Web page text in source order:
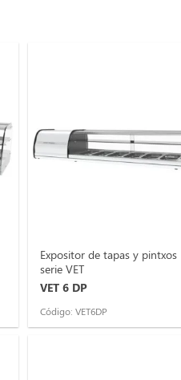
Expositor de tapas y pintxos
serie VET
VET 6 DP
Código: VET6DP